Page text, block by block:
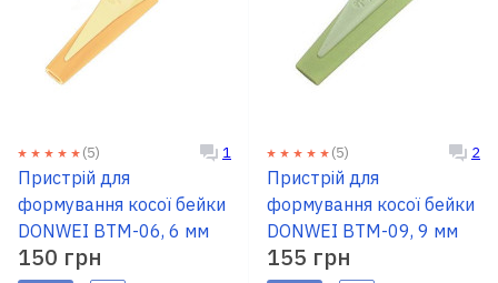
ШВЕЙНІ
АКСЕСУАРИ
Доставка
і оплата
Гарантія
(5) 1
Пристрій для
формування косої бейки
DONWEI BTM-06, 6 мм
150 грн
(5) 2
Пристрій для
формування косої бейки
DONWEI BTM-09, 9 мм
155 грн